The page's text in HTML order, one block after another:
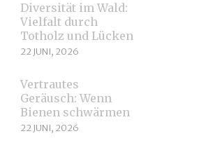
Diversität im Wald:
Vielfalt durch
Totholz und Lücken
22 JUNI, 2026
Vertrautes
Geräusch: Wenn
Bienen schwärmen
22 JUNI, 2026